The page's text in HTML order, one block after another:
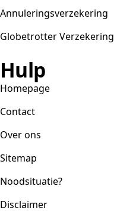
Annuleringsverzekering
Globetrotter Verzekering
Hulp
Homepage
Contact
Over ons
Sitemap
Noodsituatie?
Disclaimer